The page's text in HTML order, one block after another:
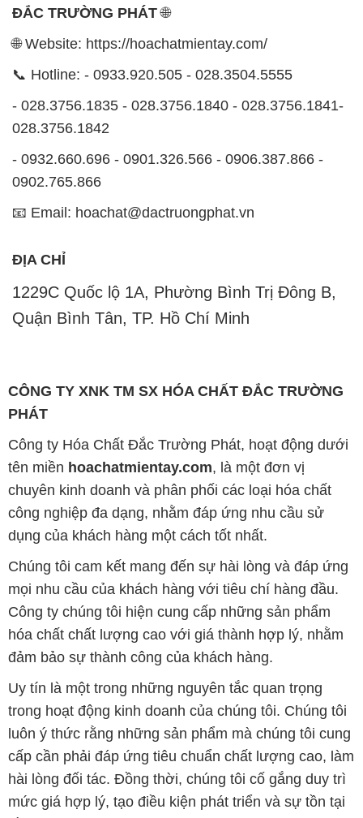
ĐẮC TRƯỜNG PHÁT🌐
🌐 Website: https://hoachatmientay.com/
📞 Hotline: - 0933.920.505 - 028.3504.5555
- 028.3756.1835 - 028.3756.1840 - 028.3756.1841-
028.3756.1842
- 0932.660.696 - 0901.326.566 - 0906.387.866 -
0902.765.866
📧 Email: hoachat@dactruongphat.vn
ĐỊA CHỈ
1229C Quốc lộ 1A, Phường Bình Trị Đông B,
Quận Bình Tân, TP. Hồ Chí Minh
CÔNG TY XNK TM SX HÓA CHẤT ĐẮC TRƯỜNG
PHÁT
Công ty Hóa Chất Đắc Trường Phát, hoạt động dưới
tên miền hoachatmientay.com, là một đơn vị
chuyên kinh doanh và phân phối các loại hóa chất
công nghiệp đa dạng, nhằm đáp ứng nhu cầu sử
dụng của khách hàng một cách tốt nhất.
Chúng tôi cam kết mang đến sự hài lòng và đáp ứng
mọi nhu cầu của khách hàng với tiêu chí hàng đầu.
Công ty chúng tôi hiện cung cấp những sản phẩm
hóa chất chất lượng cao với giá thành hợp lý, nhằm
đảm bảo sự thành công của khách hàng.
Uy tín là một trong những nguyên tắc quan trọng
trong hoạt động kinh doanh của chúng tôi. Chúng tôi
luôn ý thức rằng những sản phẩm mà chúng tôi cung
cấp cần phải đáp ứng tiêu chuẩn chất lượng cao, làm
hài lòng đối tác. Đồng thời, chúng tôi cố gắng duy trì
mức giá hợp lý, tạo điều kiện phát triển và sự tồn tại